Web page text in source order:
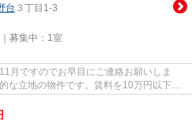
台 ３丁目1-3
募集中： 1室
月ですのでお早目にご連絡お願いしま
な立地の物件です。賃料を10万円以下に